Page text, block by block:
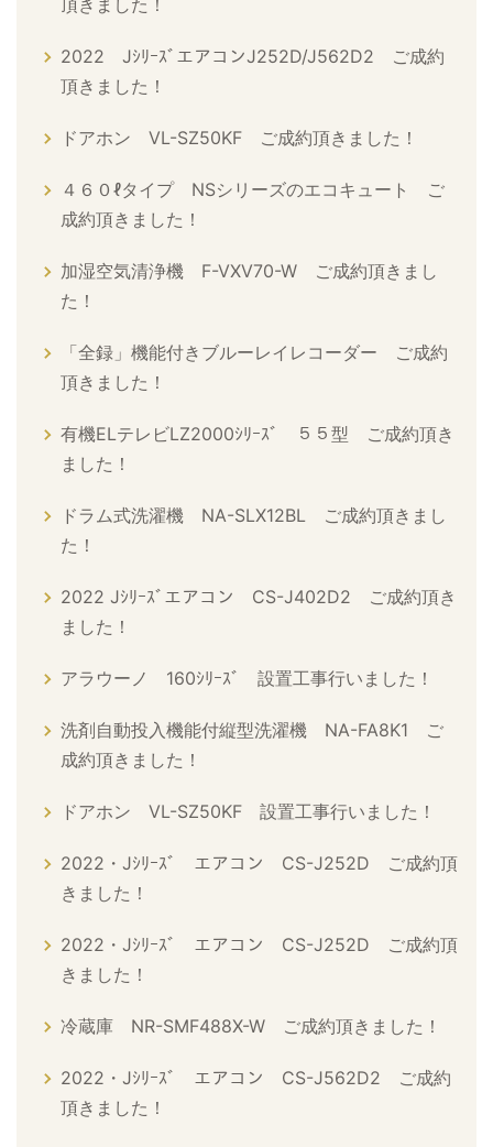
頂きました！
2022 JｼﾘｰｽﾞエアコンJ252D/J562D2 ご成約
頂きました！
ドアホン VL-SZ50KF ご成約頂きました！
４６０ℓタイプ NSシリーズのエコキュート ご
成約頂きました！
加湿空気清浄機 F-VXV70-W ご成約頂きまし
た！
「全録」機能付きブルーレイレコーダー ご成約
頂きました！
有機ELテレビLZ2000ｼﾘｰｽﾞ ５５型 ご成約頂き
ました！
ドラム式洗濯機 NA-SLX12BL ご成約頂きまし
た！
2022 Jｼﾘｰｽﾞエアコン CS-J402D2 ご成約頂き
ました！
アラウーノ 160ｼﾘｰｽﾞ 設置工事行いました！
洗剤自動投入機能付縦型洗濯機 NA-FA8K1 ご
成約頂きました！
ドアホン VL-SZ50KF 設置工事行いました！
2022・Jｼﾘｰｽﾞ エアコン CS-J252D ご成約頂
きました！
2022・Jｼﾘｰｽﾞ エアコン CS-J252D ご成約頂
きました！
冷蔵庫 NR-SMF488X-W ご成約頂きました！
2022・Jｼﾘｰｽﾞ エアコン CS-J562D2 ご成約
頂きました！